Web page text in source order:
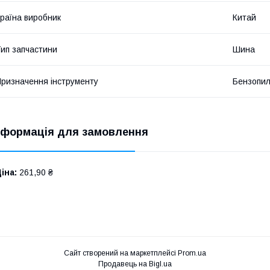
виробник Китай
запчастини Шина
інструменту
для замовлення
261,90 ₴
Сайт створений на маркетплейсі Prom.ua
Продавець на Bigl.ua